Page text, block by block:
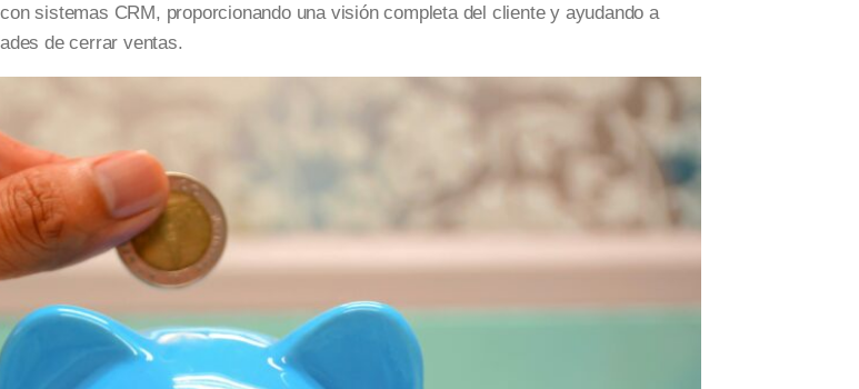
sistemas CRM, proporcionando una visión completa del cliente y ayudando a
de cerrar ventas.